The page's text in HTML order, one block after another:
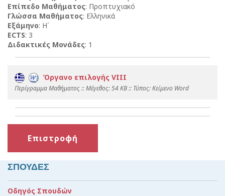
Επίπεδο Μαθήματος: Προπτυχιακό
Γλώσσα Μαθήματος: Ελληνικά
Εξάμηνο: Η΄
ECTS: 3
Διδακτικές Μονάδες: 1
Όργανο επιλογής VIII
Περίγραμμα Μαθήματος :: Mέγεθος: 54 KB :: Τύπος: Kείμενο Word
Επιστροφή
ΣΠΟΥΔΕΣ
Οδηγός Σπουδών